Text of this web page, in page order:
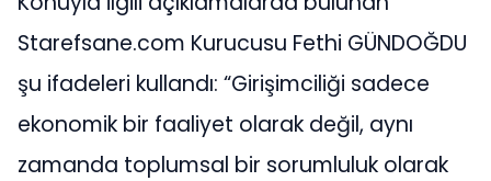
Starefsane.com Kurucusu Fethi GÜNDOĞDU
şu ifadeleri kullandı: “Girişimciliği sadece
ekonomik bir faaliyet olarak değil, aynı
zamanda toplumsal bir sorumluluk olarak